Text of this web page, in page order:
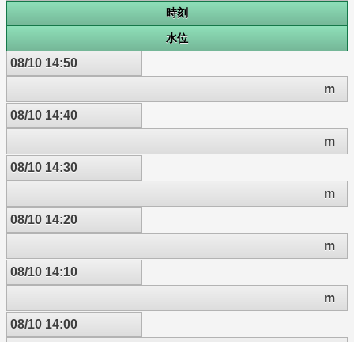
時刻
水位
08/10 14:50
m
08/10 14:40
m
08/10 14:30
m
08/10 14:20
m
08/10 14:10
m
08/10 14:00